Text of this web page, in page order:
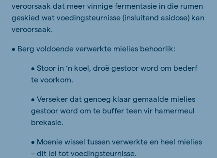
veroorsaak dat meer vinnige fermentasie in die rumen
geskied wat voedingsteurnisse (insluitend asidose) kan
veroorsaak.
• Berg voldoende verwerkte mielies behoorlik:
• Stoor in ‘n koel, droë gestoor word om bederf
te voorkom.
• Verseker dat genoeg klaar gemaalde mielies
gestoor word om te buffer teen vir hamermeul
brekasie.
• Moenie wissel tussen verwerkte en heel mielies
– dit lei tot voedingsteurnisse.